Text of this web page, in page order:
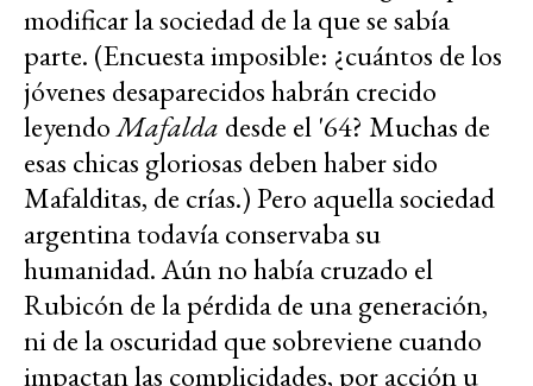
modificar la sociedad de la que se sabía
parte. (Encuesta imposible: ¿cuántos de los
jóvenes desaparecidos habrán crecido
leyendoMafalda desde el '64? Muchas de
esas chicas gloriosas deben haber sido
Mafalditas, de crías.) Pero aquella sociedad
argentina todavía conservaba su
humanidad. Aún no había cruzado el
Rubicón de la pérdida de una generación,
ni de la oscuridad que sobreviene cuando
impactan las complicidades, por acción u